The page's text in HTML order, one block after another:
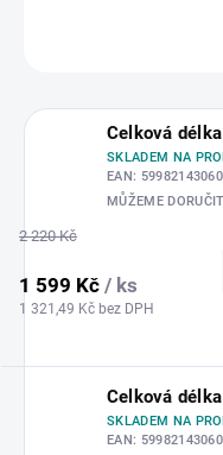
Celková
SKLADEM NA
EAN:
MŮŽEME
2 220 Kč
1 599 Kč / ks
1 321,49 Kč bez DPH
Celková
SKLADEM NA
EAN: